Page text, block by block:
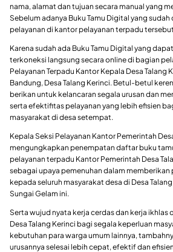
nama, alamat dan tujuan secara manual yang
Sebelum adanya Buku Tamu Digital yang
pelayanan di kantor pelayanan terpadu
Karena sudah ada Buku Tamu Digital yang
terkoneksi langsung secara online di bagian
Pelayanan Terpadu Kantor Kepala Desa Talang
Bandung, Desa Talang Kerinci. Betul-betul
berikan untuk kelancaran segala urusan dan
serta efektifitas pelayanan yang lebih efisien
masyarakat di desa setempat.
Kepala Seksi Pelayanan Kantor Pemerintah
mengungkapkan penempatan daftar buku
pelayanan terpadu Kantor Pemerintah Desa
sebagai upaya pemenuhan dalam memberikan
kepada seluruh masyarakat desa di Desa
Sungai Gelam ini.
Serta wujud nyata kerja cerdas dan kerja ikhlas
Desa Talang Kerinci bagi segala keperluan
kebutuhan para warga umum lainnya,
urusannya selesai lebih cepat, efektif dan